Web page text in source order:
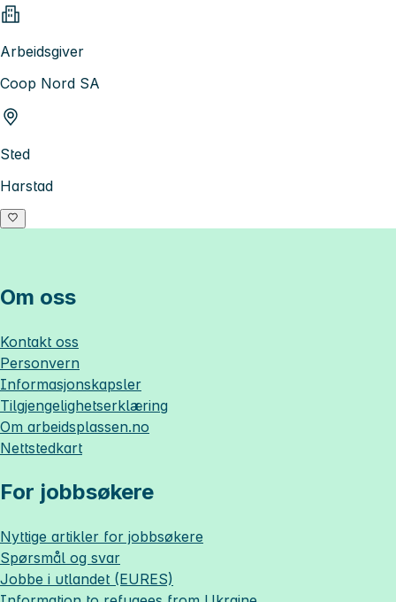
Arbeidsgiver
Coop Nord SA
Sted
Harstad
Om oss
Kontakt oss
Personvern
Informasjonskapsler
Tilgjengelighetserklæring
Om arbeidsplassen.no
Nettstedkart
For jobbsøkere
Nyttige artikler for jobbsøkere
Spørsmål og svar
Jobbe i utlandet (EURES)